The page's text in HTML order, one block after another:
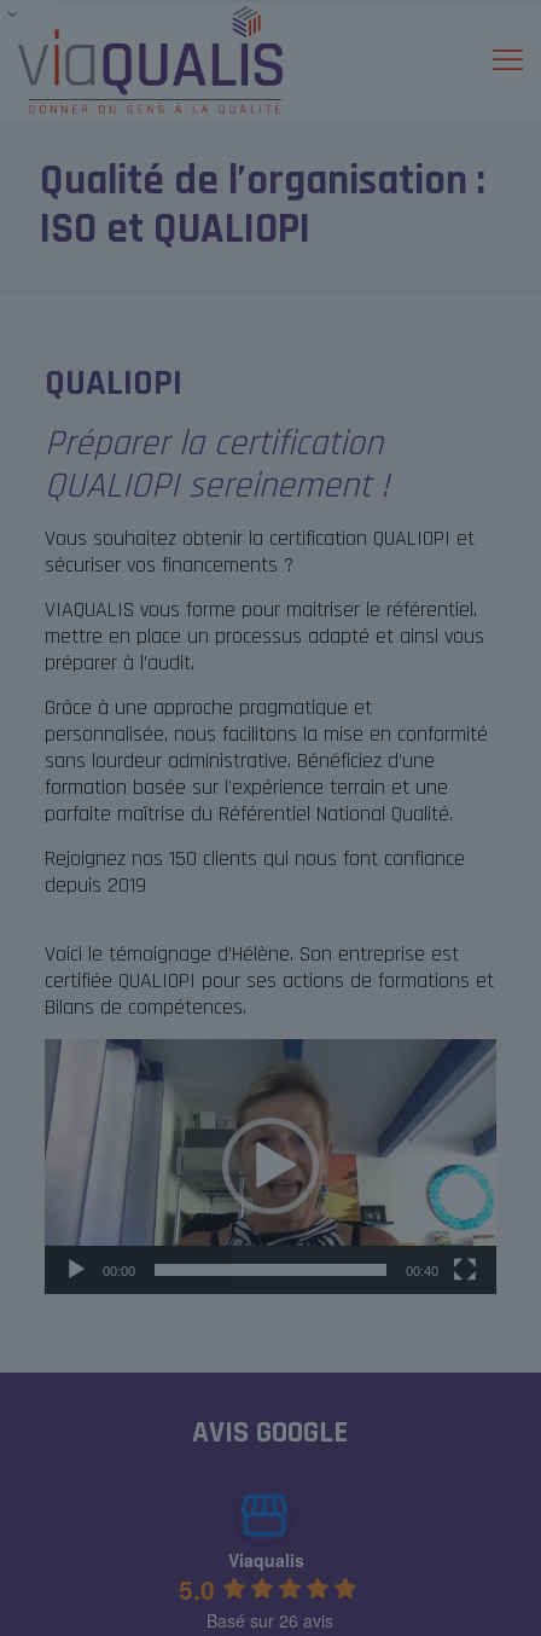
Qualité de l’organisation :
ISO et QUALIOPI
QUALIOPI
Préparer la certification
QUALIOPI sereinement !
Vous souhaitez obtenir la certification QUALIOPI et
sécuriser vos financements ?
VIAQUALIS vous forme pour maitriser le référentiel,
mettre en place un processus adapté et ainsi vous
préparer à l’audit.
Grâce à une approche pragmatique et
personnalisée, nous facilitons la mise en conformité
sans lourdeur administrative. Bénéficiez d’une
formation basée sur l’expérience terrain et une
parfaite maîtrise du Référentiel National Qualité.
Rejoignez nos 150 clients qui nous font confiance
depuis 2019
Voici le témoignage d’Hélène. Son entreprise est
certifiée QUALIOPI pour ses actions de formations et
Bilans de compétences.
Lecteur
vidéo
00:00 00:40
AVIS GOOGLE
Viaqualis
5.0
Basé sur 26 avis